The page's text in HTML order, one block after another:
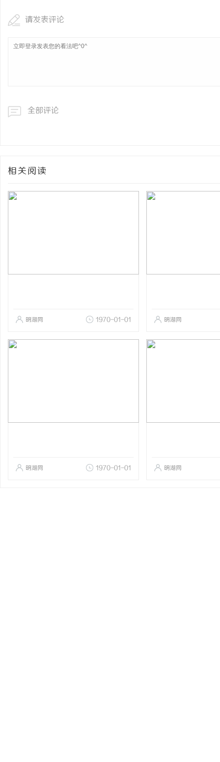
请发表评论
全部评论
相关阅读
明湖网 1970-01-01 明湖网
明湖网 1970-01-01 明湖网